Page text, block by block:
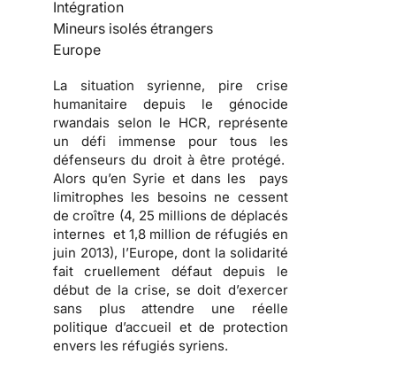
Intégration
Mineurs isolés étrangers
Europe
La situation syrienne, pire crise
humanitaire depuis le génocide
rwandais selon le HCR, représente
un défi immense pour tous les
défenseurs du droit à être protégé.
Alors qu’en Syrie et dans les pays
limitrophes les besoins ne cessent
de croître (4, 25 millions de déplacés
internes et 1,8 million de réfugiés en
juin 2013), l’Europe, dont la solidarité
fait cruellement défaut depuis le
début de la crise, se doit d’exercer
sans plus attendre une réelle
politique d’accueil et de protection
envers les réfugiés syriens.